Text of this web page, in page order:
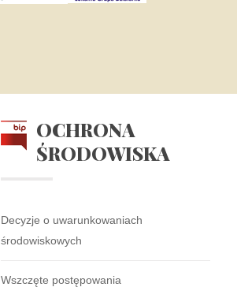
OCHRONA
ŚRODOWISKA
Decyzje o uwarunkowaniach
środowiskowych
Wszczęte postępowania